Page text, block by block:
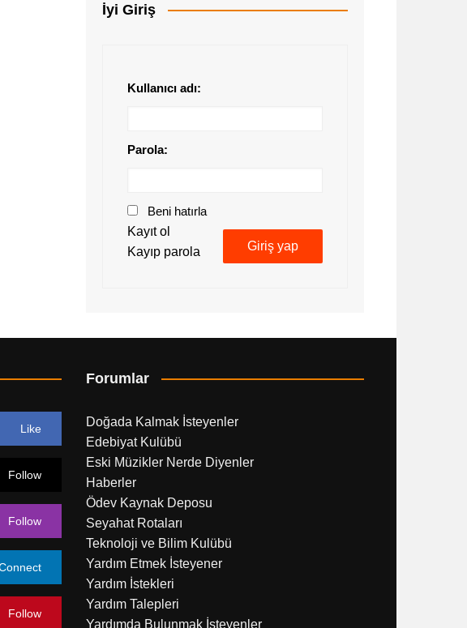
İyi Giriş
Kullanıcı adı:
Parola:
Beni hatırla
Giriş yap
Kayıt ol
Kayıp parola
Like
Follow
Follow
Follow
Forumlar
Doğada Kalmak İsteyenler
Edebiyat Kulübü
Eski Müzikler Nerde Diyenler
Haberler
Ödev Kaynak Deposu
Seyahat Rotaları
Teknoloji ve Bilim Kulübü
Yardım Etmek İsteyener
Yardım İstekleri
Yardım Talepleri
Yardımda Bulunmak İsteyenler